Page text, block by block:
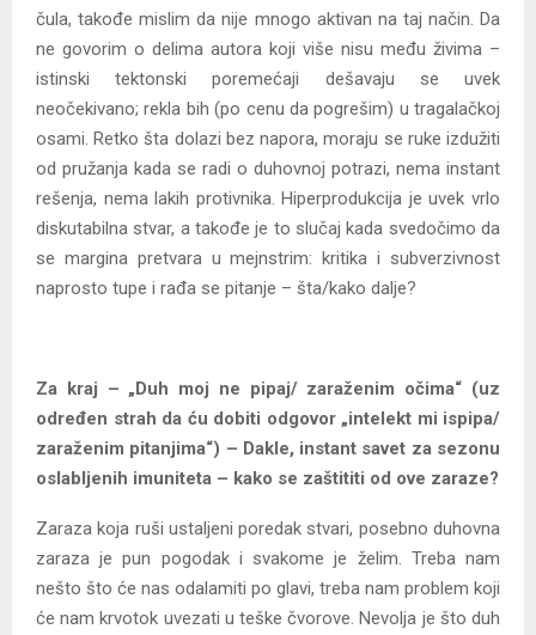
čula, takođe mislim da nije mnogo aktivan na taj način. Da
ne govorim o delima autora koji više nisu među živima –
istinski tektonski poremećaji dešavaju se uvek
neočekivano; rekla bih (po cenu da pogrešim) u tragalačkoj
osami. Retko šta dolazi bez napora, moraju se ruke izdužiti
od pružanja kada se radi o duhovnoj potrazi, nema instant
rešenja, nema lakih protivnika. Hiperprodukcija je uvek vrlo
diskutabilna stvar, a takođe je to slučaj kada svedočimo da
se margina pretvara u mejnstrim: kritika i subverzivnost
naprosto tupe i rađa se pitanje – šta/kako dalje?
Za kraj – „Duh moj ne pipaj/ zaraženim očima“ (uz
određen strah da ću dobiti odgovor „intelekt mi ispipa/
zaraženim pitanjima“) – Dakle, instant savet za sezonu
oslabljenih imuniteta – kako se zaštititi od ove zaraze?
Zaraza koja ruši ustaljeni poredak stvari, posebno duhovna
zaraza je pun pogodak i svakome je želim. Treba nam
nešto što će nas odalamiti po glavi, treba nam problem koji
će nam krvotok uvezati u teške čvorove. Nevolja je što duh